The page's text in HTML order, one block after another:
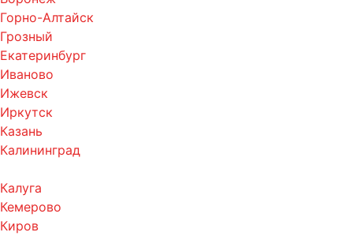
Горно-Алтайск
Грозный
Екатеринбург
Иваново
Ижевск
Иркутск
Казань
Калининград
Калуга
Кемерово
Киров